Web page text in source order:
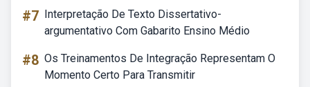
#7 Interpretação De Texto Dissertativo-
argumentativo Com Gabarito Ensino Médio
#8 Os Treinamentos De Integração Representam O
Momento Certo Para Transmitir